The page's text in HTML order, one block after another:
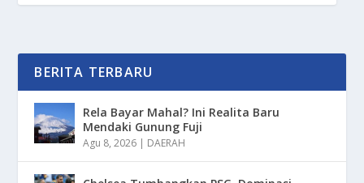
BERITA TERBARU
Rela Bayar Mahal? Ini Realita Baru
Mendaki Gunung Fuji
Agu 8, 2026 | DAERAH